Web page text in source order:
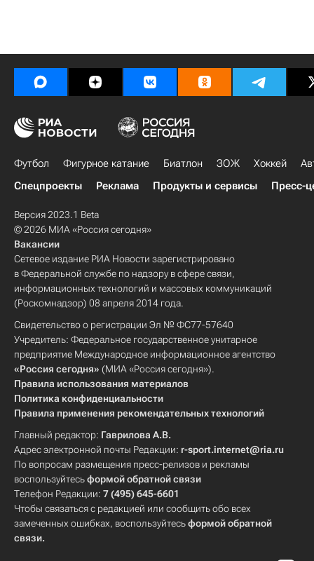
Футбол Фигурное катание Биатлон ЗОЖ Хоккей
Спецпроекты
Реклама Продукты и сервисы Пресс-
Версия 2023.1 Beta
© 2026 МИА «Россия сегодня»
Вакансии
Сетевое издание РИА Новости зарегистрировано
в Федеральной службе по надзору в сфере связи,
информационных технологий и массовых коммуникаций
(Роскомнадзор) 08 апреля 2014 года.
Свидетельство о регистрации Эл № ФС77-57640
Учредитель: Федеральное государственное унитарное
предприятие Международное информационное агентство
«Россия сегодня» (МИА «Россия сегодня»).
Правила использования материалов
Политика конфиденциальности
Правила применения рекомендательных технологий
Главный редактор: Гаврилова А.В.
Адрес электронной почты Редакции: r-sport.internet@ria.ru
По вопросам размещения пресс-релизов и рекламы
воспользуйтесьформой обратной связи
Телефон Редакции: 7 (495) 645-6601
Чтобы связаться с редакцией или сообщить обо всех
замеченных ошибках, воспользуйтесьформой обратной
связи.